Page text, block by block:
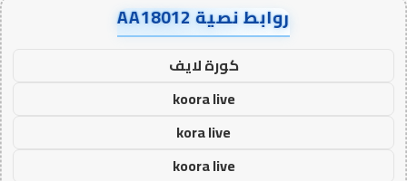
روابط نصية AA18012
كورة لايف
koora live
kora live
koora live